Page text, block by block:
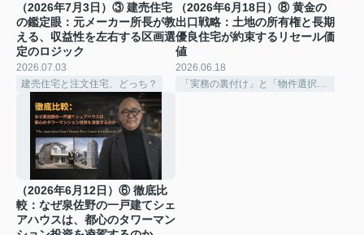
（2026年7月3日）③ 建売住宅
の鑑定眼：元メーカー所長が教
える、収益性を左右する区画選
定のロジック
2026.07.03
建売住宅と注文住宅、どっち？
（2026年6月18日）⑧ 黄金の
出口戦略：土地の所有権と長期
優良住宅が約束するリセール価
値
2026.06.18
「実務の裏付け」と「物件選択の深化」
（2026年6月12日）⑥ 徹底比
較：なぜ泉佐野の一戸建てシェ
アハウスは、都心のタワーマン